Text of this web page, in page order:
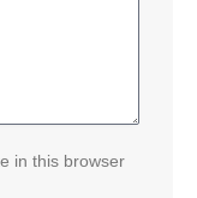
in this browser